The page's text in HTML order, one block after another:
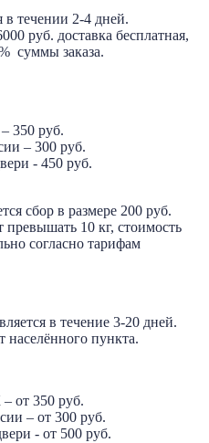
в течении 2-4 дней.
руб. доставка бесплатная,
суммы заказа.
350 руб.
– 300 руб.
- 450 руб.
сбор в размере 200 руб.
превышать 10 кг, стоимость
согласно тарифам
в течение 3-20 дней.
населённого пункта.
от 350 руб.
– от 300 руб.
- от 500 руб.